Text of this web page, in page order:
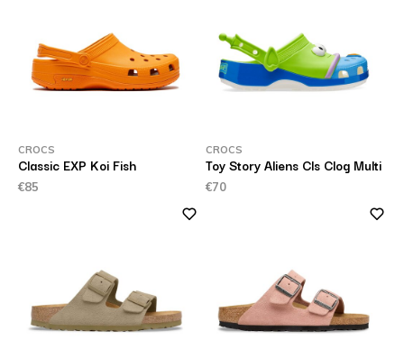
CROCS
Classic EXP Koi Fish
€85
CROCS
Toy Story Aliens Cls Clog Multi
€70